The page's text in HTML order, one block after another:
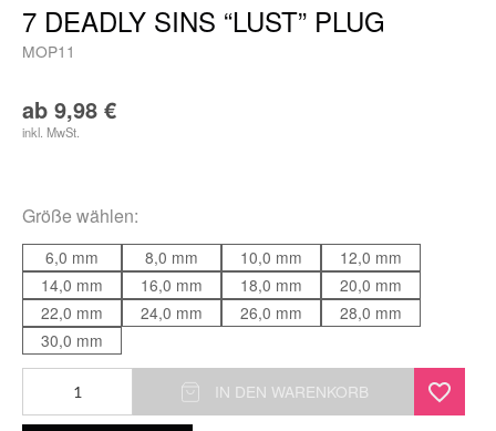
7 DEADLY SINS “LUST” PLUG
MOP11
ab 9,98 €
inkl. MwSt.
Größe wählen:
6,0 mm 8,0 mm 10,0 mm
12,0 mm
14,0 mm
16,0 mm 18,0 mm
20,0 mm
22,0 mm
24,0 mm 26,0 mm
28,0 mm
30,0 mm
Deadly
IN DEN WARENKORB